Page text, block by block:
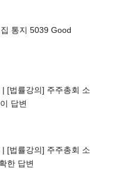
통지 5039 Good
[법률강의] 주주총회 소
답변
[법률강의] 주주총회 소
한 답변